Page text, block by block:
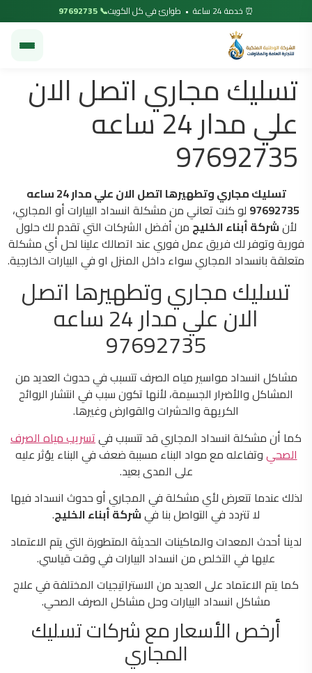
⏰ خدمة 24 ساعة • طوارئ في كل الكويت 📞 97692735
تسليك مجاري اتصل الان
علي مدار 24 ساعه
97692735
تسليك مجاري وتطهيرها اتصل الان علي مدار 24 ساعه
97692735 لو كنت تعاني من مشكلة انسداد البيارات أو المجاري،
لأنشركةأبناء الخليجمن أفضل الشركات التي تقدم لك حلول
فورية وتوفر لك فريق عمل فوري عند اتصالك علينا لحل أي مشكلة
متعلقة بانسداد المجاري سواء داخل المنزل او في البيارات الخارجية.
تسليك مجاري وتطهيرها اتصل
الان علي مدار 24 ساعه
97692735
مشاكل انسداد مواسير مياه الصرف تتسبب في حدوث العديد من
المشاكل والأضرار الجسيمة، لأنها تكون سبب في انتشار الروائح
الكريهة والحشرات والقوارض وغيرها.
كما أن مشكلة انسداد المجاري قد تتسبب فيتسريب مياه الصرف
الصحيوتفاعله مع مواد البناء مسببة ضعف في البناء يؤثر عليه
على المدى بعيد.
لذلك عندما تتعرض لأي مشكلة في المجاري أو حدوث انسداد فيها
لا تتردد في التواصل بنا فيشركةأبناء الخليج.
لدينا أحدث المعدات والماكينات الحديثة المتطورة التي يتم الاعتماد
عليها في التخلص من انسداد البيارات في وقت قياسي.
كما يتم الاعتماد على العديد من الاستراتيجيات المختلفة في علاج
مشاكل انسداد البيارات وحل مشاكل الصرف الصحي.
أرخص الأسعار مع شركات تسليك
المجاري